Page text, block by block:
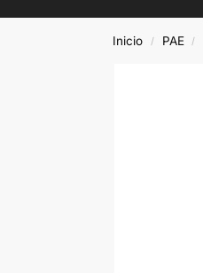
Inicio / PAE /